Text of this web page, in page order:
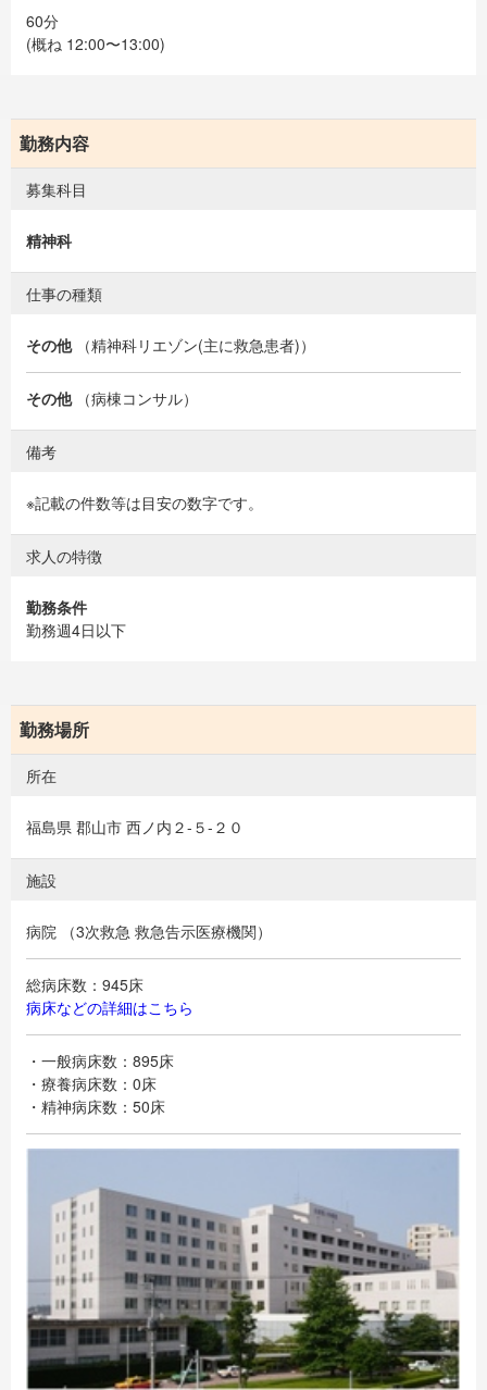
60分
(概ね 12:00〜13:00)
勤務内容
募集科目
精神科
仕事の種類
その他（精神科リエゾン(主に救急患者)）
その他（病棟コンサル）
備考
※記載の件数等は目安の数字です。
求人の特徴
勤務条件
勤務週4日以下
勤務場所
所在
福島県 郡山市 西ノ内２-５-２０
施設
病院 （3次救急 救急告示医療機関）
総病床数：945床
病床などの詳細はこちら
・一般病床数：895床
・療養病床数：0床
・精神病床数：50床